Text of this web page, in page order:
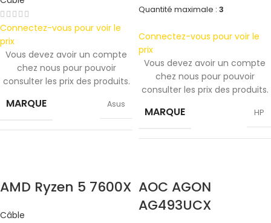
Connectez-vous pour voir le
prix
Vous devez avoir un compte
chez nous pour pouvoir
consulter les prix des produits.
MARQUE Asus
TAILLE
Quantité maximale : 3
Connectez-vous pour voir le
prix
Vous devez avoir un compte
chez nous pour pouvoir
consulter les prix des produits.
MARQUE HP
AMD Ryzen 5 7600X
Câble
AOC AGON
AG493UCX